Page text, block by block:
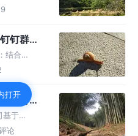
服务源
9
钉群消
实践
结合
以及
review
钉群消
实践
基于
篇：结
论
打开